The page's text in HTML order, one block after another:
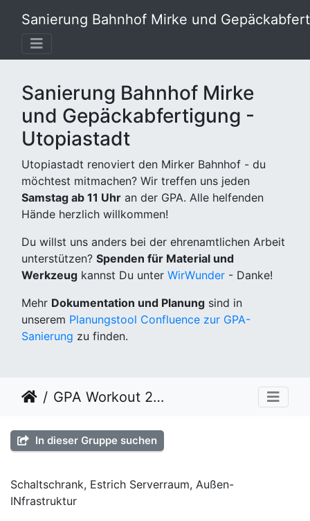
Sanierung Bahnhof Mirke und
Sanierung Bahnhof Mirke
und Gepäckabfertigung -
Utopiastadt
Utopiastadt renoviert den Mirker Bahnhof - du
möchtest mitmachen? Wir treffen uns jeden
Samstag ab 11 Uhr an der GPA. Alle helfenden
Hände herzlich willkommen!
Du willst uns anders bei der ehrenamtlichen Arbeit
unterstützen? Spenden für Material und
Werkzeug kannst Du unter WirWunder - Danke!
Mehr Dokumentation und Planung sind in
unserem Planungstool Confluence zur GPA-
Sanierung zu finden.
GPA Workout 2022 KW 22
In dieser Gruppe suchen
Schaltschrank, Estrich Serverraum, Außen-
INfrastruktur